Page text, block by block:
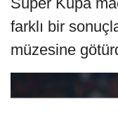
farklı bir
müzesine